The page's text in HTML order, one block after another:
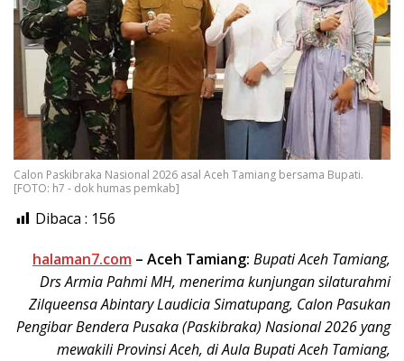
Calon Paskibraka Nasional 2026 asal Aceh Tamiang bersama Bupati.
[FOTO: h7 - dok humas pemkab]
Dibaca : 156
halaman7.com – Aceh Tamiang: Bupati Aceh Tamiang,
Drs Armia Pahmi MH, menerima kunjungan silaturahmi
Zilqueensa Abintary Laudicia Simatupang, Calon Pasukan
Pengibar Bendera Pusaka (Paskibraka) Nasional 2026 yang
mewakili Provinsi Aceh, di Aula Bupati Aceh Tamiang,